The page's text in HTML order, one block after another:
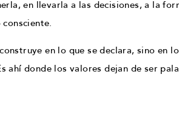
en llevarla a las decisiones, a la
en lo que se declara, sino en
ahí donde los valores dejan de ser